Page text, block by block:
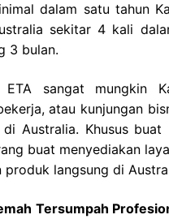
dalam satu tahun
sekitar 4 kali
3 bulan.
ETA sangat mungkin
atau kunjungan
Australia. Khusus buat
buat menyediakan
produk langsung di
Tersumpah